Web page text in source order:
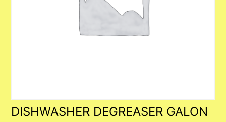
DISHWASHER DEGREASER GALON